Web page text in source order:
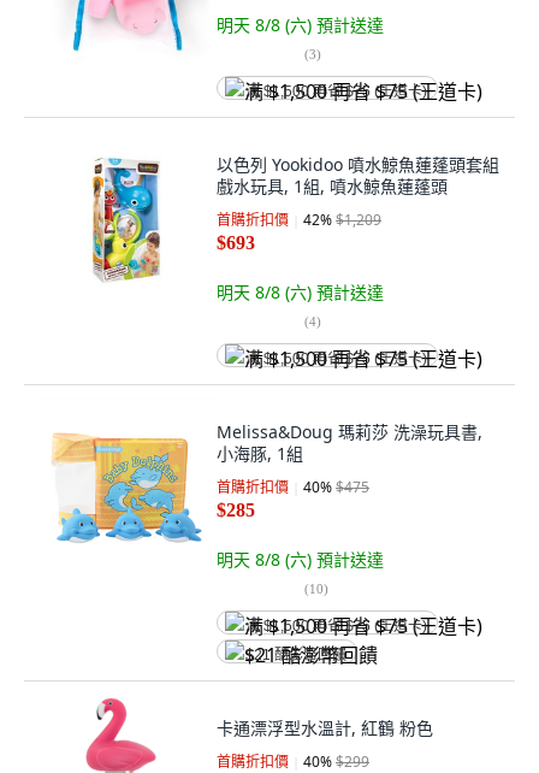
明天 8/8 (六) 預計送達
(3)
满 $1,500 再省 $75 (王道卡)
以色列 Yookidoo 噴水鯨魚蓮蓬頭套組
戲水玩具, 1組, 噴水鯨魚蓮蓬頭
首購折扣價 42%$1,209
$693
明天 8/8 (六) 預計送達
(4)
满 $1,500 再省 $75 (王道卡)
Melissa&Doug 瑪莉莎 洗澡玩具書,
小海豚, 1組
首購折扣價 40%$475
$285
明天 8/8 (六) 預計送達
(10)
满 $1,500 再省 $75 (王道卡)
$21 酷澎幣回饋
卡通漂浮型水溫計, 紅鶴 粉色
首購折扣價 40%$299